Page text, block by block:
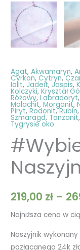
Agat,Akwamaryn,
Cyrkon,Cytryn,
Iolit, Jadeit, Jaspis,
Kolczyki,Kryształ
Różowy,Labradoryt
Malachit,Morganit,
Piryt,Rodonit,Rubin
Szmaragd, Tanzanit,
Tygrysie oko
219,00 zł –
Najniższa cena w
Naszyjnik
pozłacanego 24k